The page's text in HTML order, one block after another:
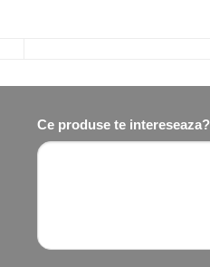
Ce produse te intereseaza?